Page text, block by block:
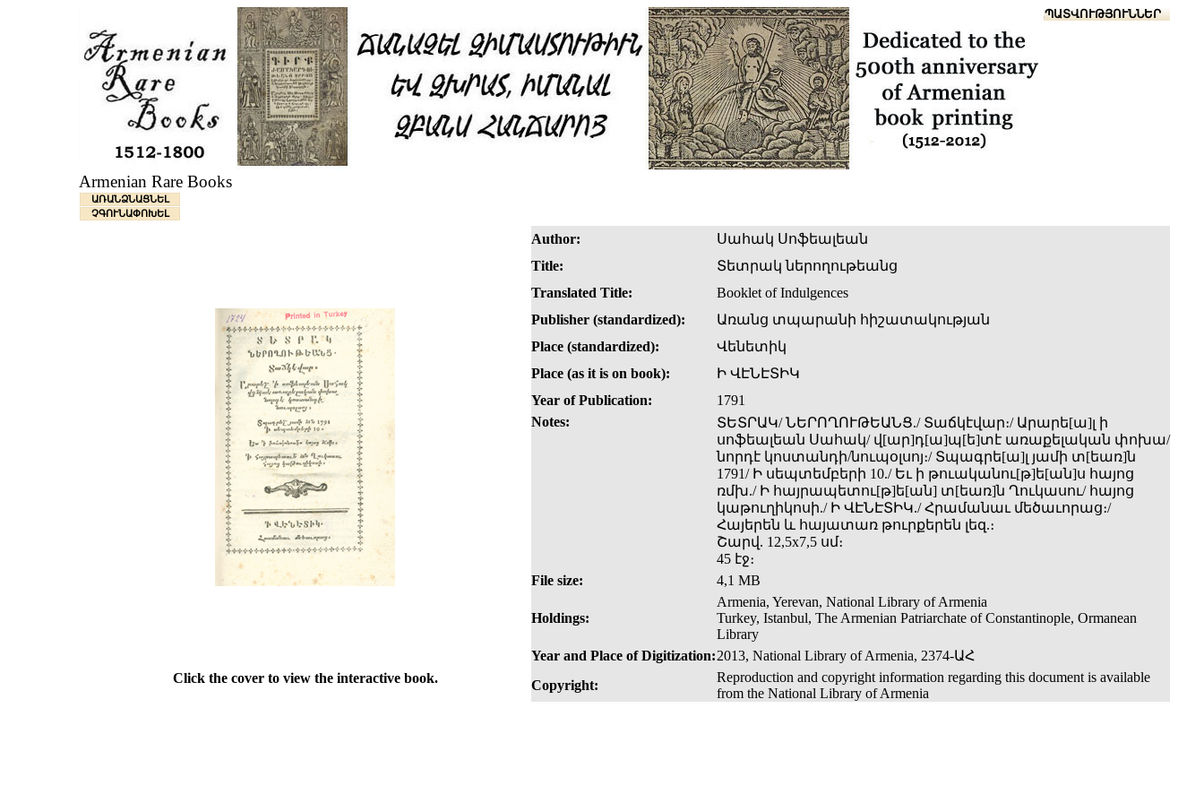
ՆԱԽԱՊԱՏՎՈՒԹՅՈՒՆՆԵՐ
Armenian Rare Books
ԱՌԱՆՁՆԱՑՆԵԼ
ՉԳՈՒՆԱՓՈԽԵԼ
Author:
Սահակ Սոֆեալեան
Title:
Տետրակ ներողութեանց
Translated Title:
Booklet of Indulgences
Publisher (standardized):
Առանց տպարանի հիշատակության
Place (standardized):
Վենետիկ
Place (as it is on book):
Ի ՎԷՆԷՏԻԿ
Year of Publication:
1791
Notes:
ՏԵՏՐԱԿ/ ՆԵՐՈՂՈՒԹԵԱՆՑ./ Տաճկէվար։/ Արարե[ա]լ ի
սոֆեալեան Սահակ/ վ[ար]դ[ա]պ[ե]տէ առաքելական փոխա­/
նորդէ կոստանդի­/նուպօլսոյ։/ Տպագրե[ա]լ յամի տ[եառ]ն
1791/ Ի սեպտեմբերի 10./ Եւ ի թուականու[թ]ե[ան]ս հայոց
ռմխ./ Ի հայրապետու[թ]ե[ան] տ[եառ]ն Ղուկասու/ հայոց
կաթուղիկոսի./ Ի ՎԷՆԷՏԻԿ./ Հրամանաւ մեծաւորաց։/
Հայերեն և հայատառ թուրքերեն լեզ.։
Շարվ. 12,5x7,5 սմ։
45 էջ։
File size:
4,1 MB
Holdings:
Armenia, Yerevan, National Library of Armenia
Turkey, Istanbul, The Armenian Patriarchate of Constantinople, Ormanean
Library
Year and Place of Digitization:2013, National Library of Armenia, 2374-ԱՀ
Click the cover to view the interactive book.
Copyright:
Reproduction and copyright information regarding this document is available
from the National Library of Armenia